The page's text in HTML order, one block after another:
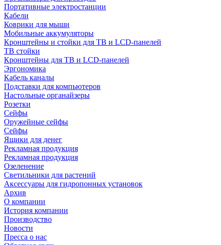
Портативные электростанции
Кабели
Коврики для мыши
Мобильные аккумуляторы
Кронштейны и стойки для ТВ и LCD-панелей
ТВ стойки
Кронштейны для ТВ и LCD-панелей
Эргономика
Кабель каналы
Подставки для компьютеров
Настольные органайзеры
Розетки
Сейфы
Оружейные сейфы
Сейфы
Ящики для денег
Рекламная продукция
Рекламная продукция
Озеленение
Светильники для растений
Аксессуары для гидропонных установок
Архив
О компании
История компании
Производство
Новости
Пресса о нас